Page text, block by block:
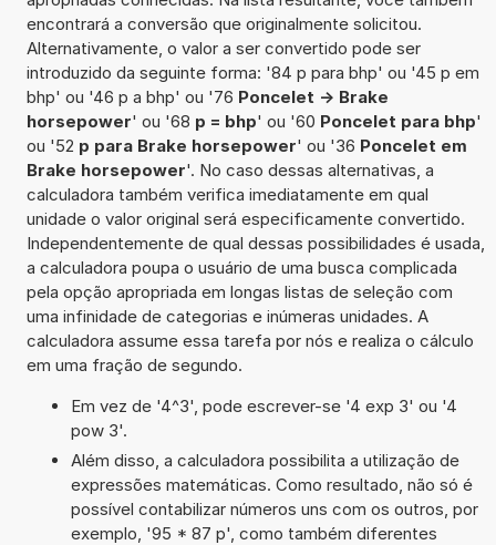
encontrará a conversão que originalmente solicitou.
Alternativamente, o valor a ser convertido pode ser
introduzido da seguinte forma: '84 p para bhp' ou '45 p em
bhp' ou '46 p a bhp' ou '76 Poncelet -> Brake
horsepower' ou '68 p = bhp' ou '60 Poncelet para bhp'
ou '52 p para Brake horsepower' ou '36 Poncelet em
Brake horsepower'. No caso dessas alternativas, a
calculadora também verifica imediatamente em qual
unidade o valor original será especificamente convertido.
Independentemente de qual dessas possibilidades é usada,
a calculadora poupa o usuário de uma busca complicada
pela opção apropriada em longas listas de seleção com
uma infinidade de categorias e inúmeras unidades. A
calculadora assume essa tarefa por nós e realiza o cálculo
em uma fração de segundo.
Em vez de '4^3', pode escrever-se '4 exp 3' ou '4
pow 3'.
Além disso, a calculadora possibilita a utilização de
expressões matemáticas. Como resultado, não só é
possível contabilizar números uns com os outros, por
exemplo, '95 * 87 p', como também diferentes